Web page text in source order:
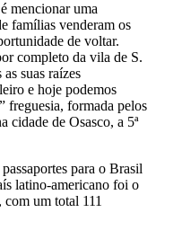
mencionar uma
famílias venderam os
de voltar.
completo da vila de S.
suas raízes
e hoje podemos
freguesia, formada pelos
cidade de Osasco, a 5ª
para o Brasil
latino-americano foi o
um total 111